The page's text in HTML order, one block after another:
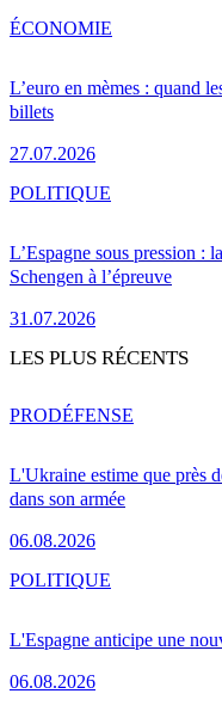
L’euro en mèmes : quand
billets
27.07.2026
ÉCONOMIE
L’Espagne sous pression :
Schengen à l’épreuve
31.07.2026
POLITIQUE
LES PLUS RÉCENTS
L'Ukraine estime que près
dans son armée
06.08.2026
PRODÉFENSE
L'Espagne anticipe une
06.08.2026
POLITIQUE